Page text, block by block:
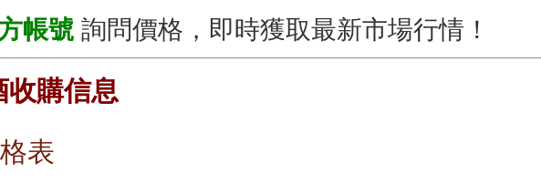
帳號 詢問價格，即時獲取最新市場行情！
收購信息
表